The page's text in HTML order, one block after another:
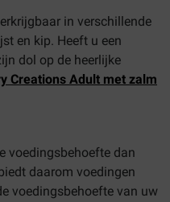
in verschillende
en kip. Heeft u een
dol op de heerlijke
Creations Adult met zalm
voedingsbehoefte dan
daarom voedingen
voedingsbehoefte van uw